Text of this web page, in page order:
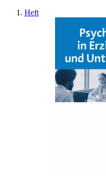
Heft